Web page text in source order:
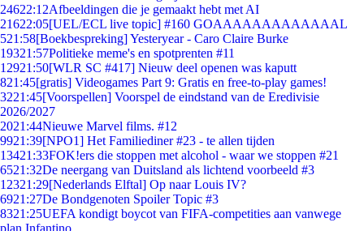
24622:12Afbeeldingen die je gemaakt hebt met AI
21622:05[UEL/ECL live topic] #160 GOAAAAAAAAAAAAAL
521:58[Boekbespreking] Yesteryear - Caro Claire Burke
19321:57Politieke meme's en spotprenten #11
12921:50[WLR SC #417] Nieuw deel openen was kaputt
821:45[gratis] Videogames Part 9: Gratis en free-to-play games!
3221:45[Voorspellen] Voorspel de eindstand van de Eredivisie
2026/2027
2021:44Nieuwe Marvel films. #12
9921:39[NPO1] Het Familiediner #23 - te allen tijden
13421:33FOK!ers die stoppen met alcohol - waar we stoppen #21
6521:32De neergang van Duitsland als lichtend voorbeeld #3
12321:29[Nederlands Elftal] Op naar Louis IV?
6921:27De Bondgenoten Spoiler Topic #3
8321:25UEFA kondigt boycot van FIFA-competities aan vanwege
plan Infantino